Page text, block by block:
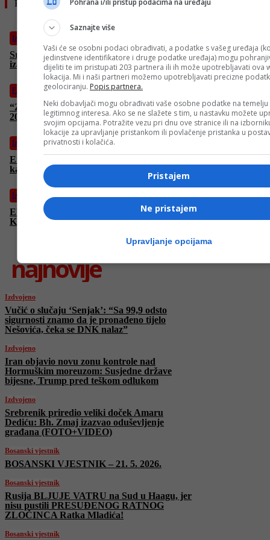
Pročitajte još
Izdvojeno
Srebrenik priredio veliki doček Amaru Dediću: Bh. Zmaj
izazvao oduševljenje građana (FOTO+VIDEO)
FACE TV
“Zmajevi” kreću u pohod na Evropu! BiH otvara EMF EURO
2026, sve utakmice gledajte EKSKLUZIVNO na FACE TV
Izdvojeno
Emotivan doček Amara Dedića u Orahovici: Prekinuo govor
kada je počeo ezan (FOTO+VIDEO)
Izdvojeno
Ebola prekinula pripreme za Mundijal: Reprezentacija DR
Konga otkazala kamp i druženje s navijačima
najnovije
Izdvojeno
Vučić o slučaju ‘Senjak’: “Sa 99,9 odsto
sigurnosti znamo da je pronađeno tijelo
Nešovića, čeka se DNK nalaz”
Izdvojeno
Iran objavio novu zonu kontrole nad
Hormuškim moreuzom: Susjedne države
bijesne, Trump pred teškom odlukom
Izdvojeno
Srebrenik priredio veliki doček Amaru
Dediću: Bh. Zmaj izazvao oduševljenje
građana (FOTO+VIDEO)
Bosanski vjestnik
BOSANSKI VJESTNIK – 21. 5. 2026.
Bosanski vjestnik
Rusija BLJUJE VATRU na Sud u Haagu, jer
nisu pustili PRESUĐENOG RATNOG
ZLOČINCA Ratka Mladića!
Bosanski vjestnik
Pohrana i/ili pristup podacima na uređaju
Saznajte više
Vaši će se osobni podaci obrađivati, a podatke s vašeg uređaja
jedinstvene identifikatore i druge podatke uređaja) mogu
dijeliti te im pristupati 203 partnera ili ih može upotrebljavati ova
lokacija. Mi i naši partneri možemo upotrebljavati precizne
geolociranju. Popis partnera.
Neki dobavljači mogu obrađivati vaše osobne podatke na temelju
legitimnog interesa. Ako se ne slažete s tim, u nastavku možete
svojim opcijama. Potražite vezu pri dnu ove stranice ili na
lokacije za upravljanje pristankom ili povlačenje pristanka u
privatnosti i kolačića.
Pristajem
Ne pristajem
Upravljanje opcijama